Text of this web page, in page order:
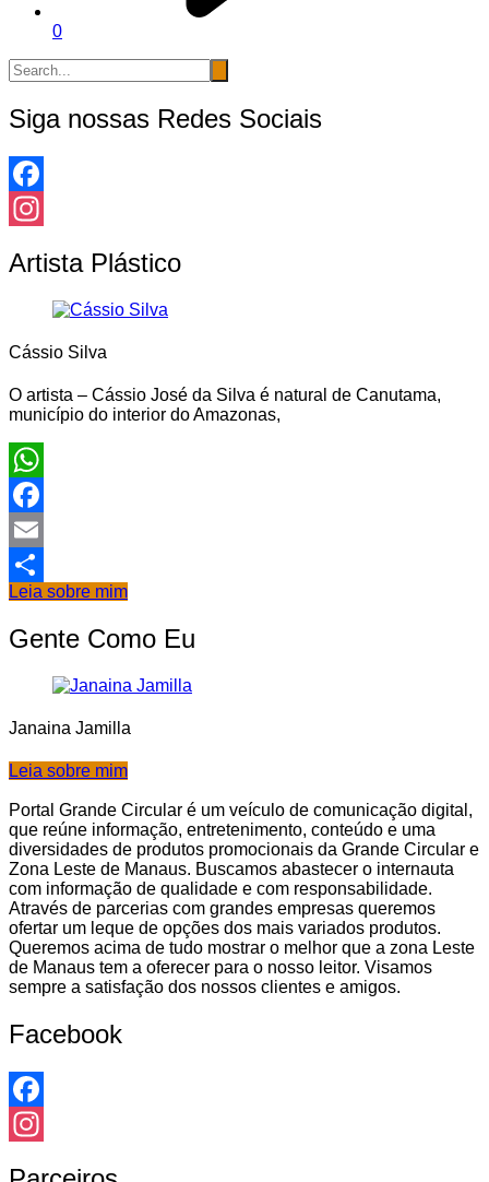
0
Siga nossas Redes Sociais
Facebook
Artista Plástico
Cássio Silva
O artista – Cássio José da Silva é natural de Canutama,
município do interior do Amazonas,
WhatsApp
Facebook
Email
Share
Leia sobre mim
Gente Como Eu
Janaina Jamilla
Leia sobre mim
Portal Grande Circular é um veículo de comunicação digital,
que reúne informação, entretenimento, conteúdo e uma
diversidades de produtos promocionais da Grande Circular e
Zona Leste de Manaus. Buscamos abastecer o internauta
com informação de qualidade e com responsabilidade.
Através de parcerias com grandes empresas queremos
ofertar um leque de opções dos mais variados produtos.
Queremos acima de tudo mostrar o melhor que a zona Leste
de Manaus tem a oferecer para o nosso leitor. Visamos
sempre a satisfação dos nossos clientes e amigos.
Facebook
Facebook